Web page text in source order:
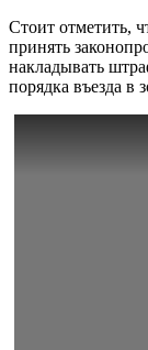
Стоит отметить,
принять
накладывать
порядка въезда в